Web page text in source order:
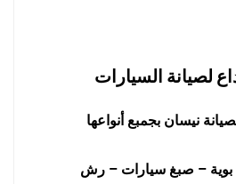
لصيانة السيارات
نيسان بجمبع أنواعها
– صبغ سيارات – رش